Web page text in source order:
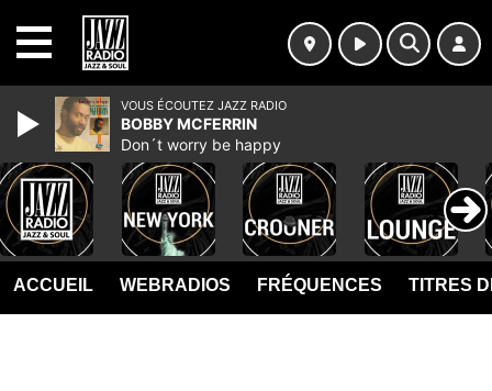
ACCUEIL WEBRADIOS FRÉQUENCES TITRES
VOUS ÉCOUTEZ JAZZ RADIO
BOBBY MCFERRIN
Don´t worry be happy